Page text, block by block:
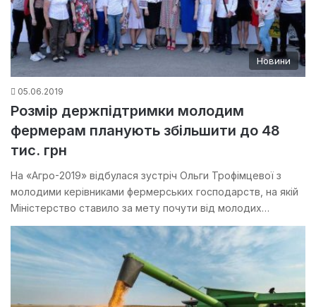
Новини
05.06.2019
Розмір держпідтримки молодим
фермерам планують збільшити до 48
тис. грн
На «Агро-2019» відбулася зустріч Ольги Трофімцевої з
молодими керівниками фермерських господарств, на якій
Міністерство ставило за мету почути від молодих…